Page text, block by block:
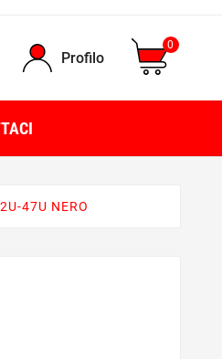
Profilo
0
47U NERO